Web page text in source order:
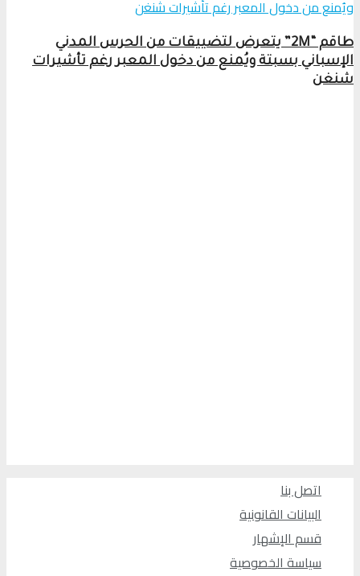
طاقم “2M” يتعرض لتضييقات من الحرس المدني
الإسباني بسبتة ويُمنع من دخول المعبر رغم تأشيرات
شنغن
اتصل بنا
البيانات القانونية
قسم الإشهار
سياسة الخصوصية